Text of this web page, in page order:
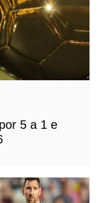
5 a 1 e